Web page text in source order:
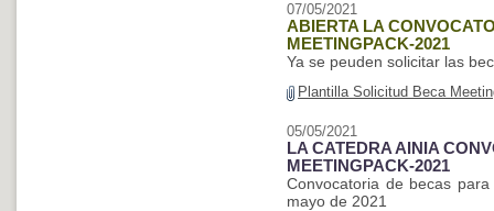
07/05/2021
ABIERTA LA
MEETINGPACK-2021
Ya se peuden solicitar las
Plantilla Solicitud Beca
05/05/2021
LA CATEDRA AINIA
MEETINGPACK-2021
Convocatoria de becas
mayo de 2021